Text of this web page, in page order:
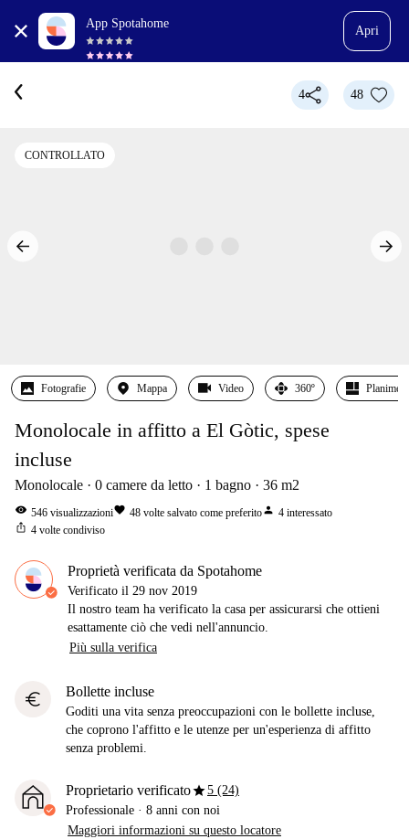
App Spotahome
Apri
4 48
CONTROLLATO
Fotografie Mappa Video 360º
Monolocale in affitto a El Gòtic, spese
incluse
Monolocale 0 camere da letto 1 bagno 36 m2
visibility 546 visualizzazionifavorite 48 volte salvato come preferitoperson 4 interessato
ios_share 4 volte condiviso
Proprietà verificata da Spotahome
Verificato il 29 nov 2019
Il nostro team ha verificato la casa per assicurarsi che ottieni
esattamente ciò che vedi nell'annuncio.
Più sulla verifica
euro Bollette incluse
Goditi una vita senza preoccupazioni con le bollette incluse,
che coprono l'affitto e le utenze per un'esperienza di affitto
senza problemi.
Proprietario verificatostar5 (24)
Professionale · 8 anni con noi
Maggiori informazioni su questo locatore